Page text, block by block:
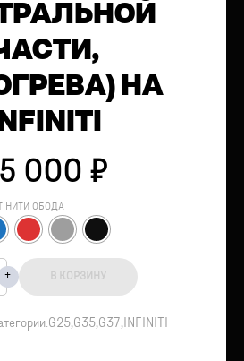
НА
000 ₽
НИТИ ОБОДА
В КОРЗИНУ
G25,G35,G37,INFINITI